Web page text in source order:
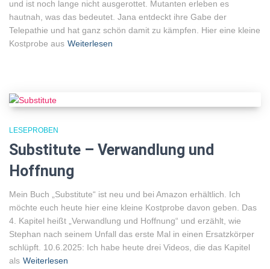
und ist noch lange nicht ausgerottet. Mutanten erleben es
hautnah, was das bedeutet. Jana entdeckt ihre Gabe der
Telepathie und hat ganz schön damit zu kämpfen. Hier eine kleine
Kostprobe aus Weiterlesen
LESEPROBEN
Substitute – Verwandlung und
Hoffnung
Mein Buch „Substitute“ ist neu und bei Amazon erhältlich. Ich
möchte euch heute hier eine kleine Kostprobe davon geben. Das
4. Kapitel heißt „Verwandlung und Hoffnung“ und erzählt, wie
Stephan nach seinem Unfall das erste Mal in einen Ersatzkörper
schlüpft. 10.6.2025: Ich habe heute drei Videos, die das Kapitel
als Weiterlesen